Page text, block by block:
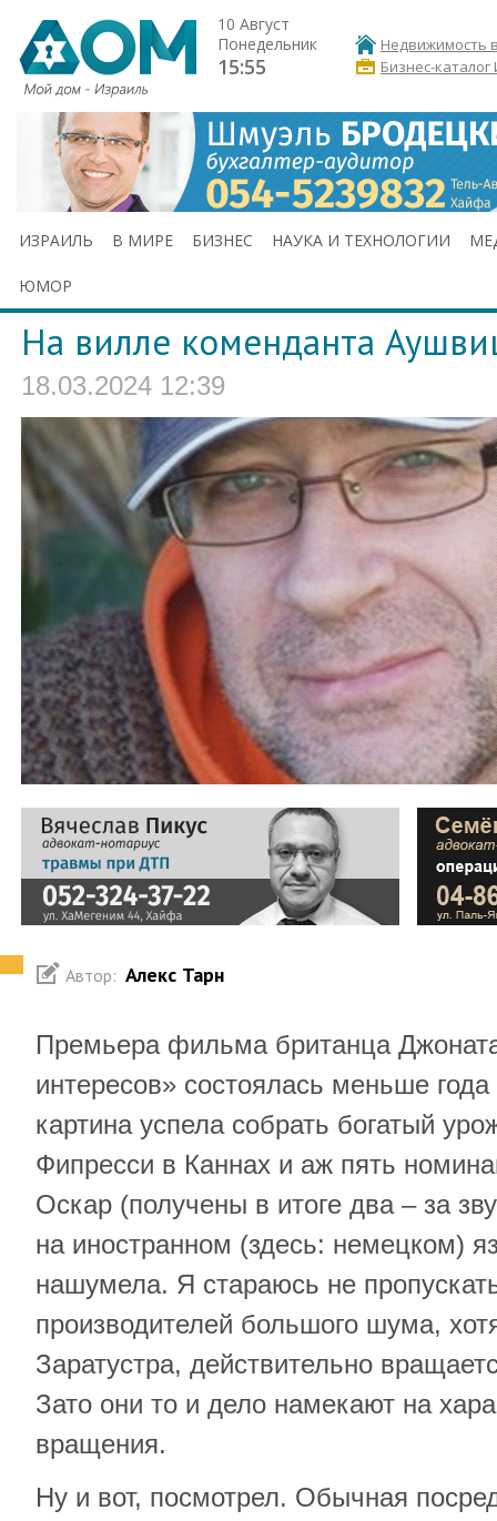
10 Август
Понедельник
15:55
Недвижимость
Бизнес-каталог
ИЗРАИЛЬ В МИРЕ БИЗНЕС НАУКА И ТЕХНОЛОГИИ
ЮМОР
На вилле коменданта
18.03.2024 12:39
Автор: Алекс Тарн
Премьера фильма британца
интересов» состоялась меньше
картина успела собрать богатый
Фипресси в Каннах и аж пять
Оскар (получены в итоге два – за
на иностранном (здесь: немецком)
нашумела. Я стараюсь не
производителей большого шума,
Заратустра, действительно
Зато они то и дело намекают на
вращения.
Ну и вот, посмотрел. Обычная